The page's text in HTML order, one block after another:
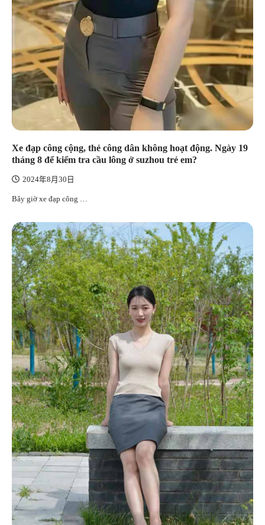
Xe đạp công cộng, thẻ công dân không hoạt động. Ngày 19
tháng 8 để kiểm tra cầu lông ở suzhou trẻ em?
2024年8月30日
Bây giờ xe đạp công …